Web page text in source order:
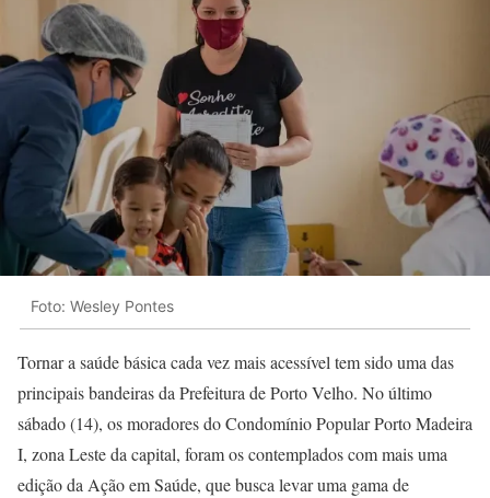
Foto: Wesley Pontes
Tornar a saúde básica cada vez mais acessível tem sido uma das
principais bandeiras da Prefeitura de Porto Velho. No último
sábado (14), os moradores do Condomínio Popular Porto Madeira
I, zona Leste da capital, foram os contemplados com mais uma
edição da Ação em Saúde, que busca levar uma gama de